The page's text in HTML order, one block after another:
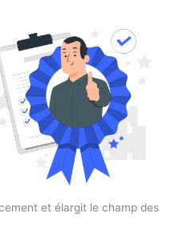
et élargit le champ des